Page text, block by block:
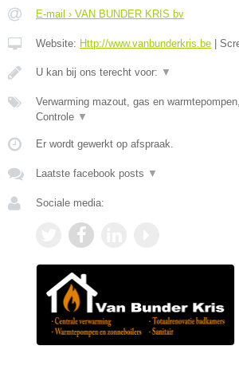
E-mail › VAN BUNDER KRIS bv
Website: Http://www.vanbunderkris.be
U kan bij ons terecht voor: ▼
Verwarming mazout, gas en
Controle ▼
Er wordt gewerkt op afspraak.
Laatste facebook posts ▼
Sociale media: